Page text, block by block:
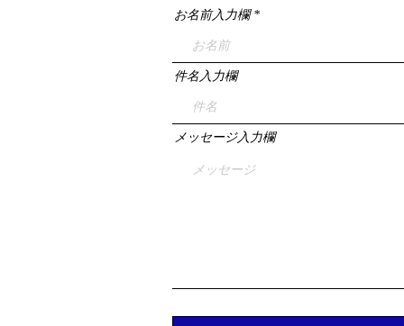
お名前入力欄
件名入力欄
メッセージ入力欄